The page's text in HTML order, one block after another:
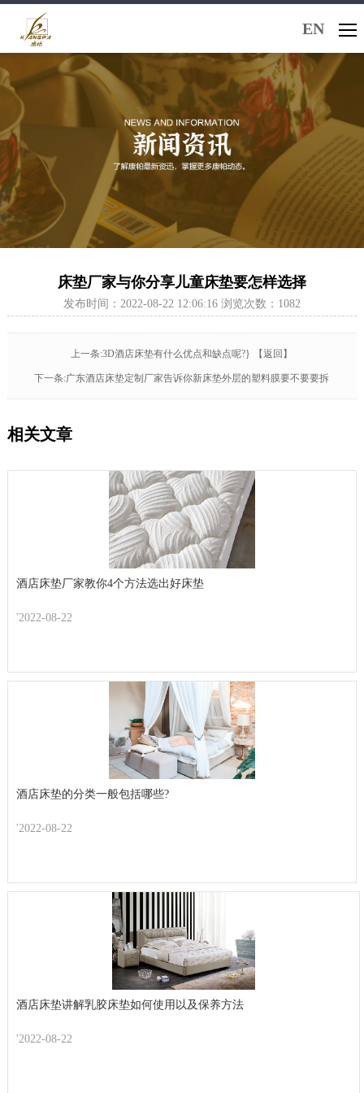
EN
床垫厂家与你分享儿童床垫要怎样选择
发布时间：2022-08-22 12:06:16 浏览次数：1082
上一条:3D酒店床垫有什么优点和缺点呢?} 【返回】
下一条:广东酒店床垫定制厂家告诉你新床垫外层的塑料膜要不要要拆
相关文章
酒店床垫厂家教你4个方法选出好床垫
'2022-08-22
酒店床垫的分类一般包括哪些?
'2022-08-22
酒店床垫讲解乳胶床垫如何使用以及保养方法
'2022-08-22